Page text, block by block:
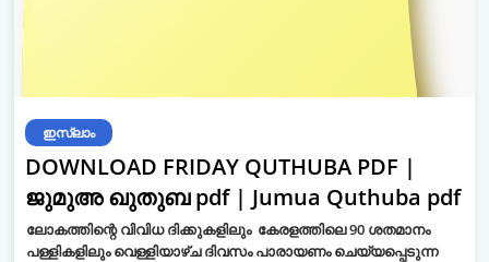
ഇസ്ലാം
DOWNLOAD FRIDAY QUTHUBA PDF |
ജുമുഅ ഖുതുബ pdf | Jumua Quthuba pdf
ലോകത്തിന്റെ വിവിധ ദിക്കുകളിലും കേരളത്തിലെ 90 ശതമാനം
പള്ളികളിലും വെള്ളിയാഴ്ച ദിവസം പാരായണം ചെയ്യപ്പെടുന്ന